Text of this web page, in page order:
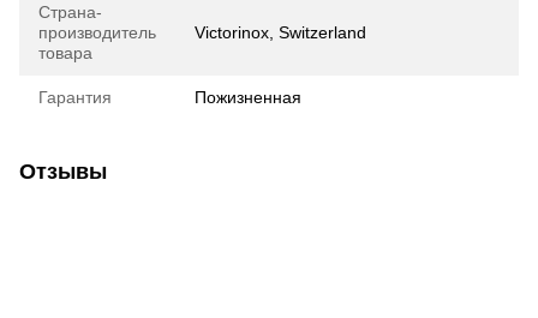
Страна-
производитель
товара
Victorinox, Switzerland
Гарантия Пожизненная
Отзывы